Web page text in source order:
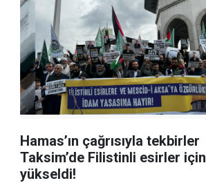
Hamas’ın çağrısıyla tekbirler
Taksim’de Filistinli esirler için
yükseldi!